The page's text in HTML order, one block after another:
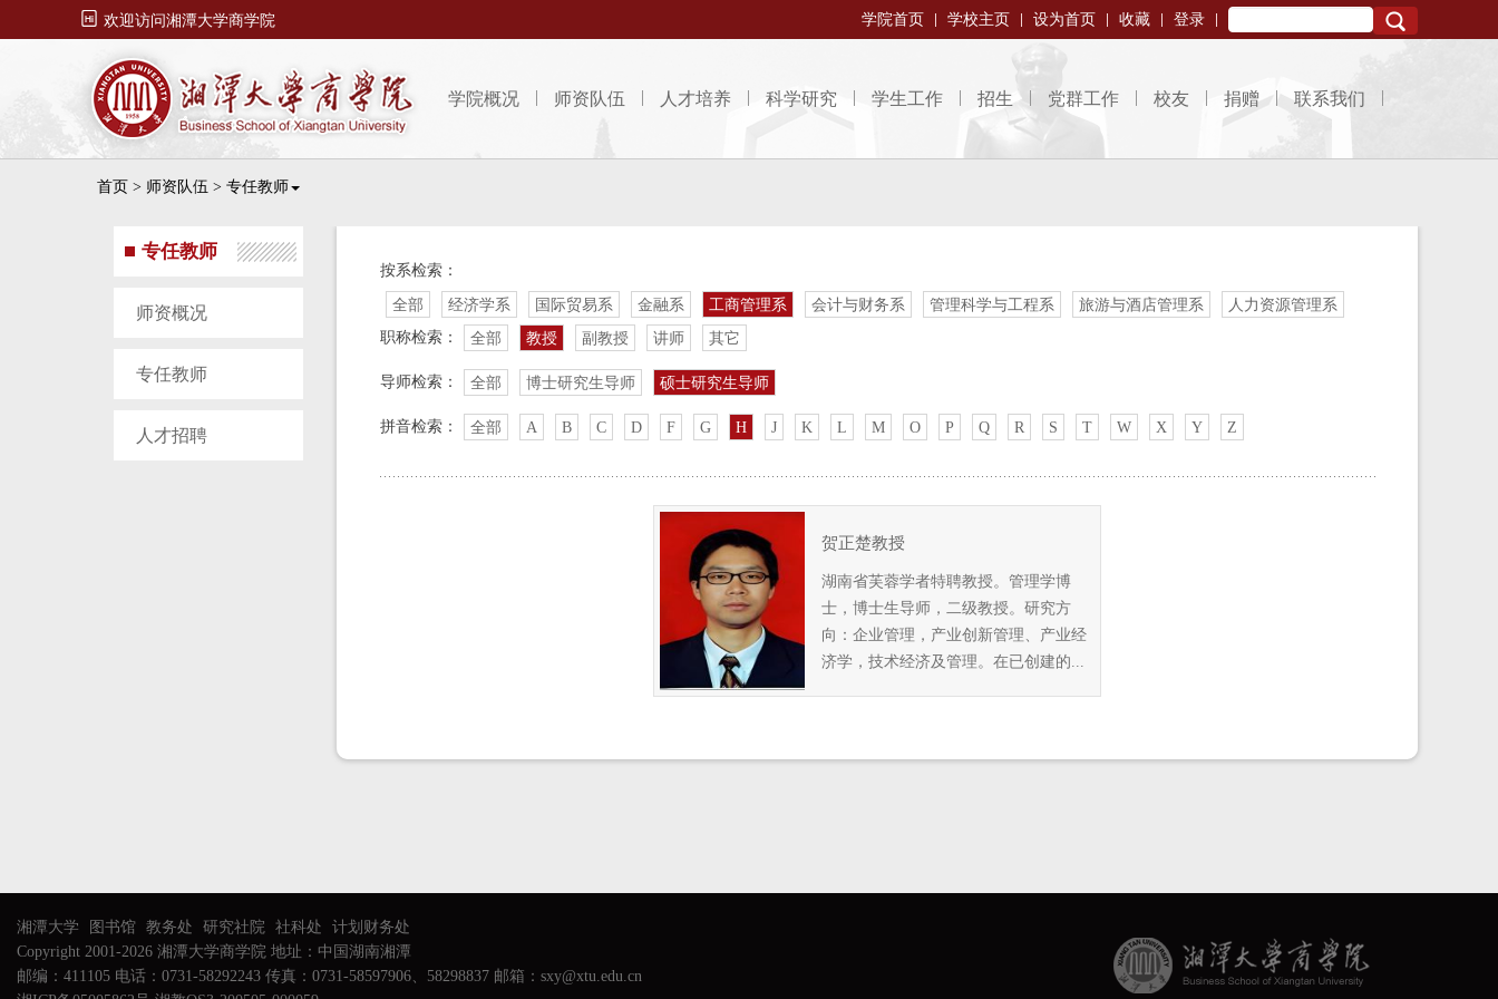
 欢迎访问湘潭大学商学院 学院首页 学校主页 设为首页 收藏 登录
学院概况 师资队伍 人才培养 科学研究 学生工作 招生 党群工作 校友 捐赠 联系我们
首页 > 师资队伍 > 专任教师
专任教师
师资概况
专任教师
人才招聘
按系检索：
全部 经济学系 国际贸易系 金融系 工商管理系 会计与财务系 管理科学与工程系 旅游与酒店管理系
人力资源管理系
职称检索：
全部 教授 副教授 讲师 其它
导师检索： 全部 博士研究生导师 硕士研究生导师
拼音检索： 全部 A B C D F G H J K L M O P Q R S T W X Y Z
贺正楚教授
湖南省芙蓉学者特聘教授。管理学博
士，博士生导师，二级教授。研究方
向：企业管理，产业创新管理、产业经
济学，技术经济及管理。在已创建的...
湘潭大学 图书馆 教务处 研究社院 社科处
计划财务处
Copyright 2001-2026 湘潭大学商学院 地址：中国湖南湘潭
邮编：411105 电话：0731-58292243 传真：0731-58597906、58298837 邮箱：sxy@xtu.edu.cn